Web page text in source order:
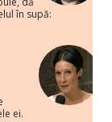
în supă:
ei.